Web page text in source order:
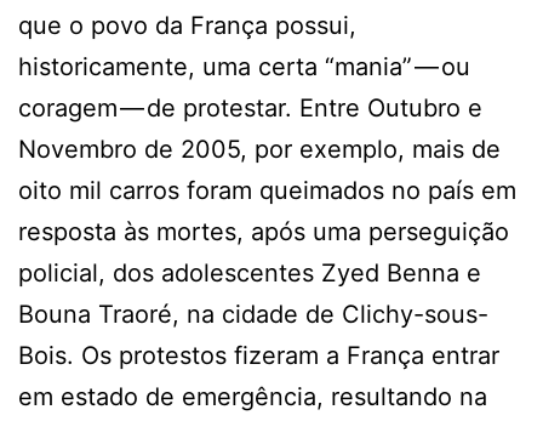
que o povo da França possui,
historicamente, uma certa “mania” — ou
coragem — de protestar. Entre Outubro e
Novembro de 2005, por exemplo, mais de
oito mil carros foram queimados no país em
resposta às mortes, após uma perseguição
policial, dos adolescentes Zyed Benna e
Bouna Traoré, na cidade de Clichy-sous-
Bois. Os protestos fizeram a França entrar
em estado de emergência, resultando na